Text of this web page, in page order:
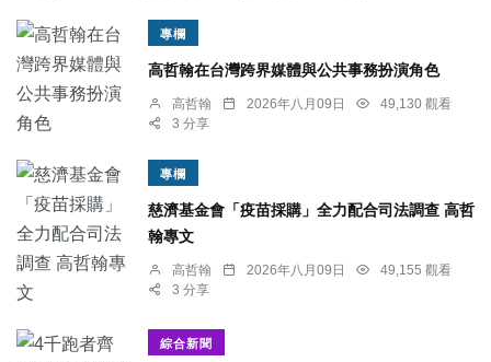
專欄
高哲翰在台灣跨界媒體與公共事務扮演角色
高哲翰 2026年八月09日
49,130 觀看
3 分享
專欄
慈濟基金會「疫苗採購」全力配合司法調查 高哲
翰專文
高哲翰 2026年八月09日
49,155 觀看
3 分享
綜合新聞